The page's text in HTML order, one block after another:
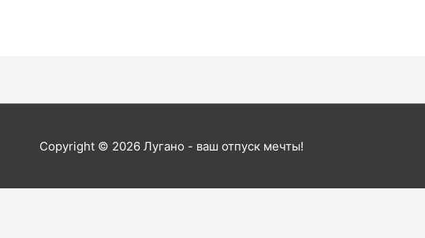
Copyright © 2026 Лугано - ваш отпуск мечты!